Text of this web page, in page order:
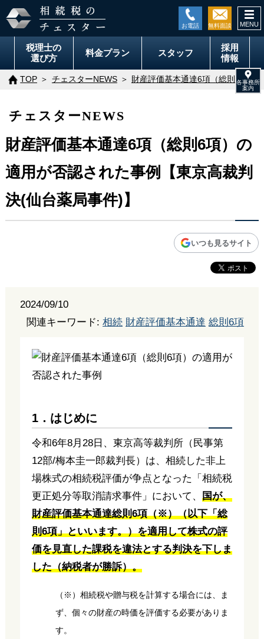
税理士の
選び方
料金プラン スタッフ
採用
情報
TOP チェスターNEWS 財産評価基本通達6項（総則6項）
チェスターNEWS
財産評価基本通達6項（総則6項）の
適用が否認された事例【東京高裁判
決(仙台薬局事件)】
いつも見るサイト
2024/09/10
関連キーワード:相続 財産評価基本通達 総則6項
1．はじめに
令和6年8月28日、東京高等裁判所（民事第
12部/梅本圭一郎裁判長）は、相続した非上
場株式の相続税評価が争点となった「相続税
更正処分等取消請求事件」において、 国が、
財産評価基本通達総則6項（※）（以下「総
則6項」といいます。）を適用して株式の評
価を見直した課税を違法とする判決を下しま
した（納税者が勝訴）。
（※）相続税や贈与税を計算する場合には、ま
ず、個々の財産の時価を評価する必要がありま
す。